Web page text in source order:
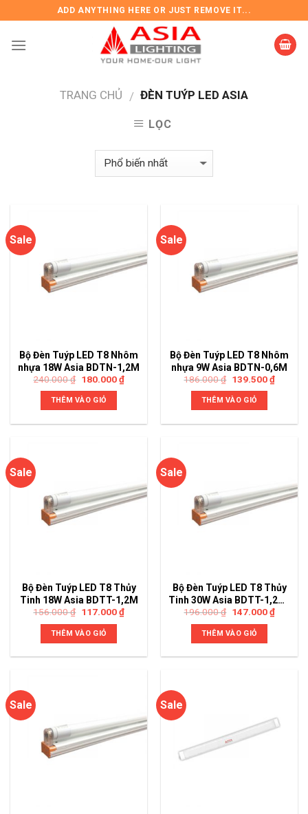
content
ADD ANYTHING HERE OR JUST REMOVE IT...
TRANG CHỦ / ĐÈN TUÝP LED ASIA
LỌC
Sale
Bộ Đèn Tuýp LED T8 Nhôm
nhựa 18W Asia BDTN-1,2M
240.000₫ 180.000₫
THÊM VÀO GIỎ
Sale
Bộ Đèn Tuýp LED T8 Nhôm
nhựa 9W Asia BDTN-0,6M
186.000₫ 139.500₫
THÊM VÀO GIỎ
Sale
Bộ Đèn Tuýp LED T8 Thủy
Tinh 18W Asia BDTT-1,2M
156.000₫ 117.000₫
THÊM VÀO GIỎ
Sale
Bộ Đèn Tuýp LED T8 Thủy
Tinh 30W Asia BDTT-1,2M-
02
196.000₫ 147.000₫
THÊM VÀO GIỎ
Sale Sale